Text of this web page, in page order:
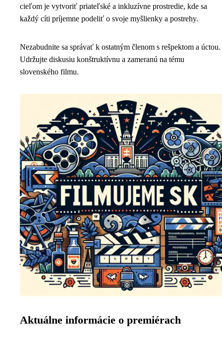
cieľom je vytvoriť priateľské a inkluzívne prostredie, kde sa
každý cíti príjemne podeliť o svoje myšlienky a postrehy.
Nezabudnite sa správať k ostatným členom s rešpektom a úctou.
Udržujte diskusiu konštruktívnu a zameranú na tému
slovenského filmu.
Aktuálne informácie o premiérach